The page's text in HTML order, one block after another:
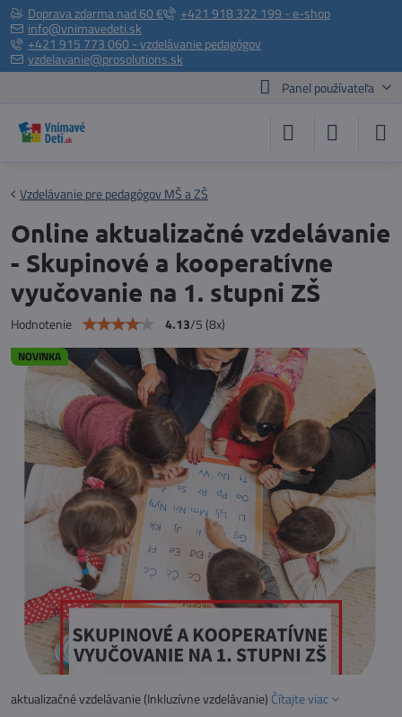
Doprava zdarma nad 60 €
+421 918 322 199 - e-shop
info@vnimavedeti.sk
+421 915 773 060 - vzdelávanie pedagógov
vzdelavanie@prosolutions.sk
Panel používateľa
NOVINKA
Vzdelávanie pre pedagógov MŠ a ZŠ
Online aktualizačné vzdelávanie
- Skupinové a kooperatívne
vyučovanie na 1. stupni ZŠ
Hodnotenie 4.13/5(8x)
aktualizačné vzdelávanie (Inkluzívne vzdelávanie) Čítajte viac